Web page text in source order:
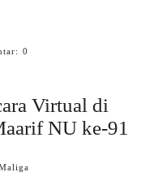
0
Virtual di
NU ke-91